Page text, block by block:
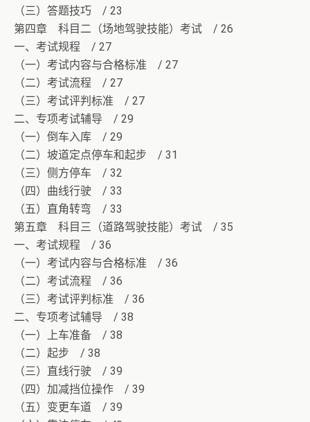
（三）答题技巧 / 23
第四章 科目二（场地驾驶技能）考试 / 26
一、考试规程 / 27
（一）考试内容与合格标准 / 27
（二）考试流程 / 27
（三）考试评判标准 / 27
二、专项考试辅导 / 29
（一）倒车入库 / 29
（二）坡道定点停车和起步 / 31
（三）侧方停车 / 32
（四）曲线行驶 / 33
（五）直角转弯 / 33
第五章 科目三（道路驾驶技能）考试 / 35
一、考试规程 / 36
（一）考试内容与合格标准 / 36
（二）考试流程 / 36
（三）考试评判标准 / 36
二、专项考试辅导 / 38
（一）上车准备 / 38
（二）起步 / 38
（三）直线行驶 / 39
（四）加减挡位操作 / 39
（五）变更车道 / 39